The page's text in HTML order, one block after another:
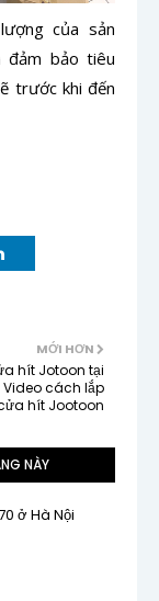
của sản
đảm bảo tiêu
trước khi đến
MỚI HƠN
hít Jotoon tại
Video cách lắp
hít Jootoon
NÀY
ở Hà Nội